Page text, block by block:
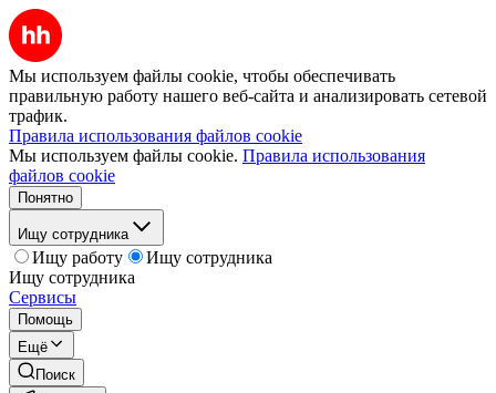
Мы используем файлы cookie, чтобы обеспечивать
правильную работу нашего веб-сайта и анализировать сетевой
трафик.
Правила использования файлов cookie
Мы используем файлы cookie. Правила использования
файлов cookie
Понятно
Ищу сотрудника
Ищу работу
Ищу сотрудника
Ищу сотрудника
Сервисы
Помощь
Ещё
Поиск